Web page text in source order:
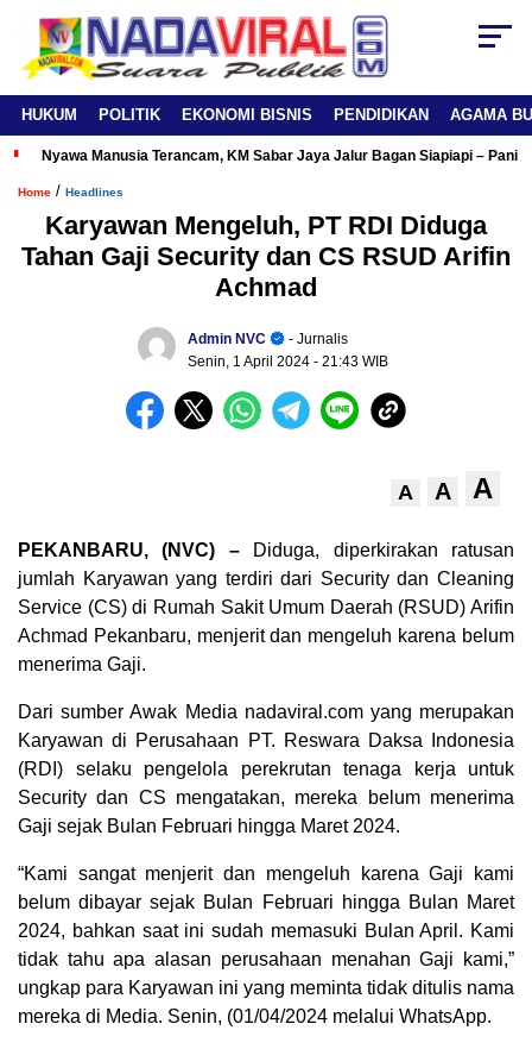
HUKUM POLITIK EKONOMI BISNIS PENDIDIKAN AGAMA
Nyawa Manusia Terancam, KM Sabar Jaya Jalur Bagan Siapiapi –
Home / Headlines
Karyawan Mengeluh, PT RDI Diduga
Tahan Gaji Security dan CS RSUD Arifin
Achmad
Admin NVC
- Jurnalis
Senin, 1 April 2024 - 21:43 WIB
A A A
PEKANBARU, (NVC) –Diduga, diperkirakan ratusan
jumlah Karyawan yang terdiri dari Security dan Cleaning
Service (CS) di Rumah Sakit Umum Daerah (RSUD) Arifin
Achmad Pekanbaru, menjerit dan mengeluh karena belum
menerima Gaji.
Dari sumber Awak Media nadaviral.com yang merupakan
Karyawan di Perusahaan PT. Reswara Daksa Indonesia
(RDI) selaku pengelola perekrutan tenaga kerja untuk
Security dan CS mengatakan, mereka belum menerima
Gaji sejak Bulan Februari hingga Maret 2024.
“Kami sangat menjerit dan mengeluh karena Gaji kami
belum dibayar sejak Bulan Februari hingga Bulan Maret
2024, bahkan saat ini sudah memasuki Bulan April. Kami
tidak tahu apa alasan perusahaan menahan Gaji kami,”
ungkap para Karyawan ini yang meminta tidak ditulis nama
mereka di Media. Senin, (01/04/2024 melalui WhatsApp.